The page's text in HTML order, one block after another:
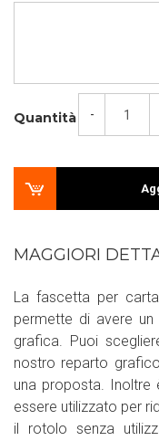
Quantità -
MAGGIORI
La fascetta per
permette di avere
grafica. Puoi
nostro reparto
una proposta. Inoltre
essere utilizzato per
il rotolo senza